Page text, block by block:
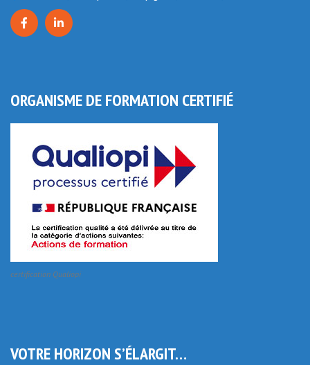
ORGANISME DE FORMATION CERTIFIÉ
certification Qualiopi
VOTRE HORIZON S’ÉLARGIT…